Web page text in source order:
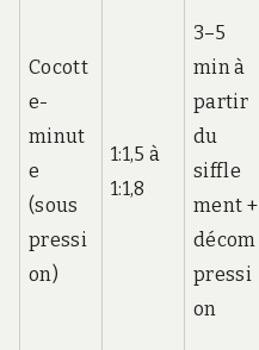
Cocott
e-
minut
e
(sous
pressi
on)
1:1,5 à
1:1,8
3–5
min à
partir
du
siffle
ment +
décom
pressi
on